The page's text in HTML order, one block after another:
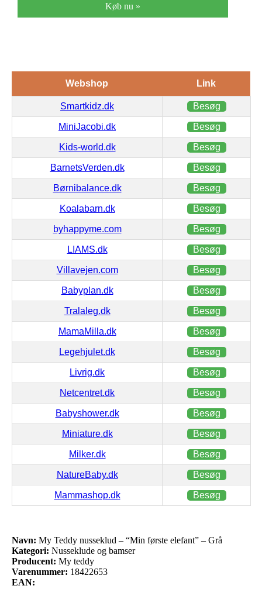
Køb nu »
Webshop Link
Smartkidz.dk Besøg
MiniJacobi.dk Besøg
Kids-world.dk Besøg
BarnetsVerden.dk Besøg
Børnibalance.dk Besøg
Koalabarn.dk Besøg
byhappyme.com Besøg
LIAMS.dk Besøg
Villavejen.com Besøg
Babyplan.dk Besøg
Tralaleg.dk Besøg
MamaMilla.dk Besøg
Legehjulet.dk Besøg
Livrig.dk Besøg
Netcentret.dk Besøg
Babyshower.dk Besøg
Miniature.dk Besøg
Milker.dk Besøg
NatureBaby.dk Besøg
Mammashop.dk Besøg
Navn: My Teddy nusseklud – “Min første elefant” – Grå
Kategori: Nusseklude og bamser
Producent: My teddy
Varenummer: 18422653
EAN: